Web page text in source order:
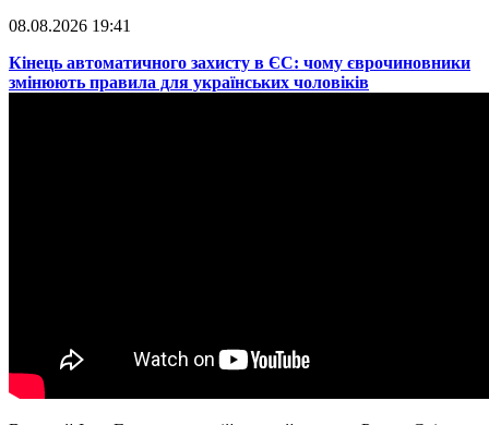
08.08.2026 19:41
​Кінець автоматичного захисту в ЄС: чому єврочиновники
змінюють правила для українських чоловіків